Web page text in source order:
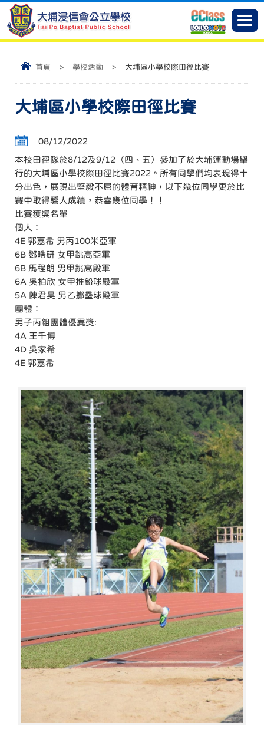
首頁 > 學校活動 > 大埔區小學校際田徑比賽
大埔區小學校際田徑比賽
08/12/2022
本校田徑隊於8/12及9/12（四、五）參加了於大埔運動場舉
行的大埔區小學校際田徑比賽2022。所有同學們均表現得十
分出色，展現出堅毅不屈的體育精神，以下幾位同學更於比
賽中取得驕人成績，恭喜幾位同學！！
比賽獲獎名單
個人：
4E 郭嘉希 男丙100米亞軍
6B 鄧晧研 女甲跳高亞軍
6B 馬程朗 男甲跳高殿軍
6A 吳柏欣 女甲推鉛球殿軍
5A 陳君昊 男乙擲壘球殿軍
團體：
男子丙組團體優異獎:
4A 王千博
4D 吳家希
4E 郭嘉希